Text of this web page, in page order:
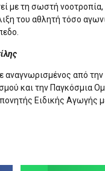
με τη σωστή νοοτροπία,
του αθλητή τόσο
αναγνωρισμένος από την
και την Παγκόσμια
Ειδικής Αγωγής